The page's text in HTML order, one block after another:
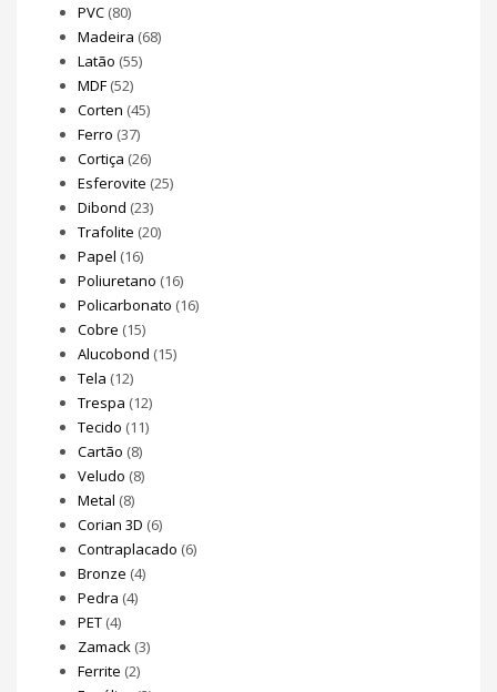
PVC (80)
Madeira (68)
Latão (55)
MDF (52)
Corten (45)
Ferro (37)
Cortiça (26)
Esferovite (25)
Dibond (23)
Trafolite (20)
Papel (16)
Poliuretano (16)
Policarbonato (16)
Cobre (15)
Alucobond (15)
Tela (12)
Trespa (12)
Tecido (11)
Cartão (8)
Veludo (8)
Metal (8)
Corian 3D (6)
Contraplacado (6)
Bronze (4)
Pedra (4)
PET (4)
Zamack (3)
Ferrite (2)